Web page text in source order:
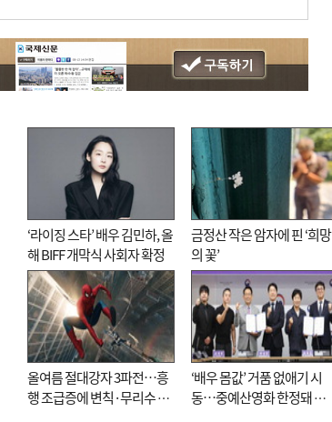
‘라이징 스타’ 배우 김민하, 올
해 BIFF 개막식 사회자 확정
금정산 작은 암자에 핀 ‘희망
의 꽃’
올여름 절대강자 3파전…흥
행 조급증에 변칙·무리수 마
‘배우 몸값’ 거품 없애기 시
동…중예산영화 한정돼 실